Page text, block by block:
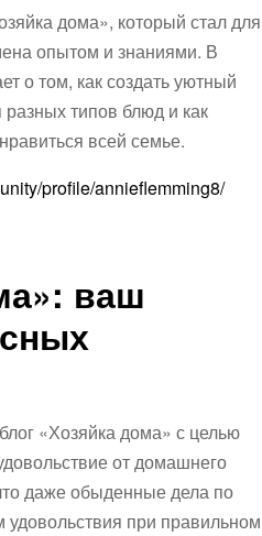
дома», который стал для
опытом и знаниями. В
о том, как создать уютный
типов блюд и как
всей семье.
profile/annieflemming8/
ваш
«Хозяйка дома» с целью
от домашнего
даже обыденные дела по
удовольствия при правильном